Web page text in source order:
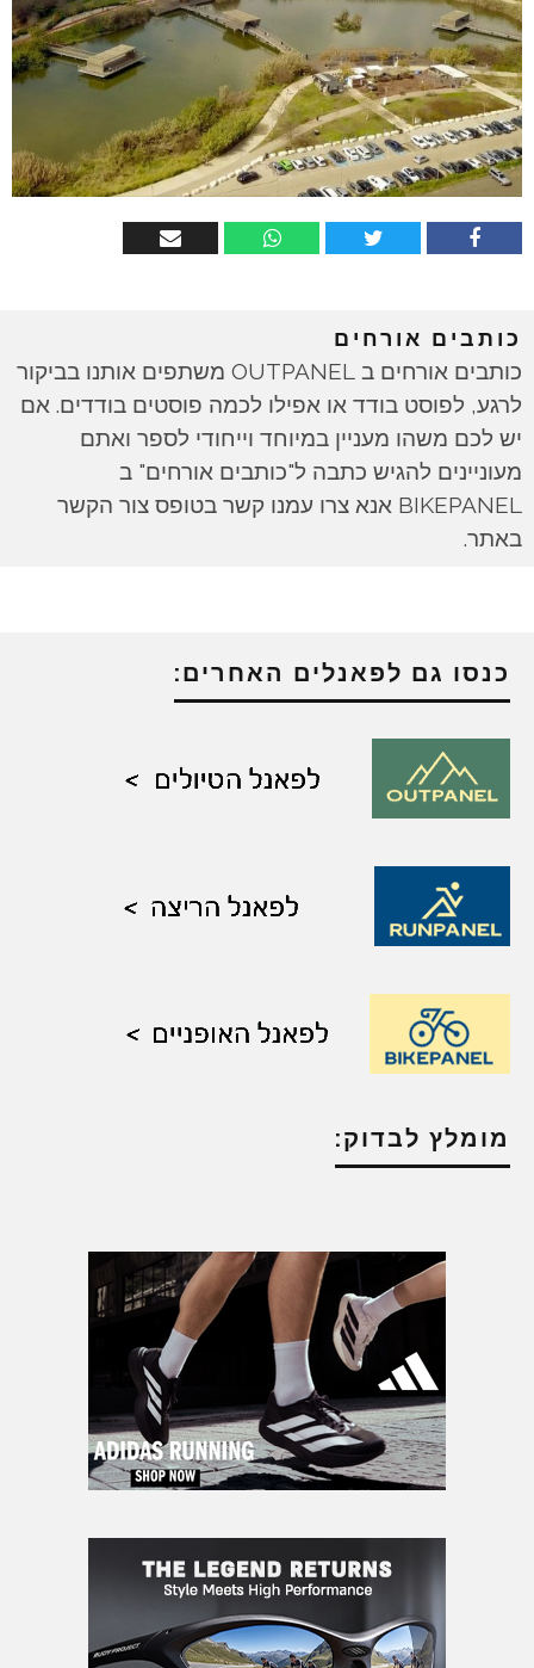
כותבים אורחים
כותבים אורחים ב OUTPANEL משתפים אותנו בביקור
לרגע, לפוסט בודד או אפילו לכמה פוסטים בודדים. אם
יש לכם משהו מעניין במיוחד וייחודי לספר ואתם
מעוניינים להגיש כתבה ל"כותבים אורחים" ב
BIKEPANEL אנא צרו עמנו קשר בטופס צור הקשר
באתר.
כנסו גם לפאנלים האחרים:
מומלץ לבדוק: